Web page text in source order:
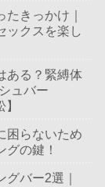
きっかけ｜
ックスを楽し
ある？緊縛体
ュバー
困らないため
グの鍵！
グバー2選｜